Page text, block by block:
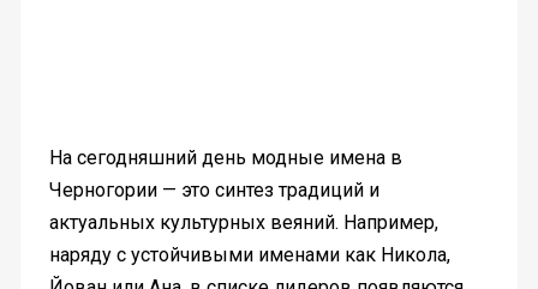
На сегодняшний день модные имена в
Черногории — это синтез традиций и
актуальных культурных веяний. Например,
наряду с устойчивыми именами как Никола,